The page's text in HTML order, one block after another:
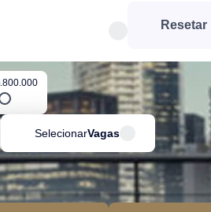
Resetar
SelecionarVagas